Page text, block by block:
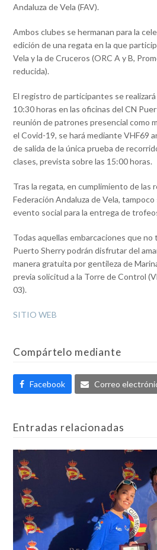
Andaluza de Vela (FAV).
Ambos clubes se hermanan para la
edición de una regata en la que
Vela y la de Cruceros (ORC A y B,
reducida).
El registro de participantes se
10:30 horas en las oficinas del CN
reunión de patrones presencial como
el Covid-19, se hará mediante VHF69
de salida de la única prueba de
clases, prevista sobre las 15:00 horas.
Tras la regata, en cumplimiento de las
Federación Andaluza de Vela,
evento social para la entrega de
Todas aquellas embarcaciones que
Puerto Sherry podrán disfrutar del
manera gratuita por gentileza de
previa solicitud a la Torre de Control
03).
SITIO WEB
Compártelo mediante
Facebook Correo
Entradas relacionadas